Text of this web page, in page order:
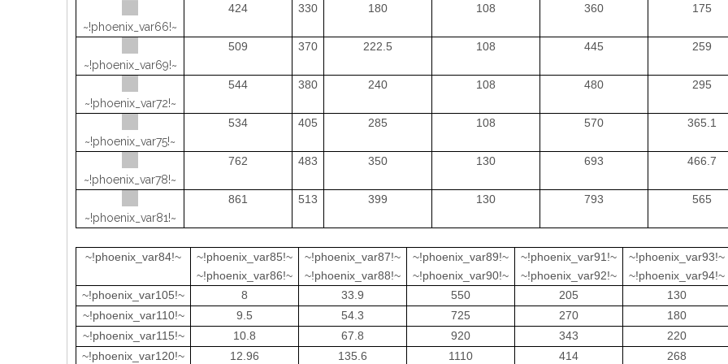
~!phoenix_var66!~
424 330 180 108 360 175
~!phoenix_var69!~
509 370 222.5 108 445 259
~!phoenix_var72!~
544 380 240 108 480 295
~!phoenix_var75!~
534 405 285 108 570 365.1
~!phoenix_var78!~
762 483 350 130 693 466.7
~!phoenix_var81!~
861 513 399 130 793 565
~!phoenix_var84!~
~!phoenix_var85!~
~!phoenix_var86!~
~!phoenix_var87!~
~!phoenix_var88!~
~!phoenix_var89!~
~!phoenix_var90!~
~!phoenix_var91!~
~!phoenix_var92!~
~!phoenix_var93!~
~!phoenix_var94!~
~!phoenix_var105!~
8 33.9 550 205 130
~!phoenix_var110!~
9.5 54.3 725 270 180
~!phoenix_var115!~
10.8 67.8 920 343 220
~!phoenix_var120!~
12.96 135.6 1110 414 268